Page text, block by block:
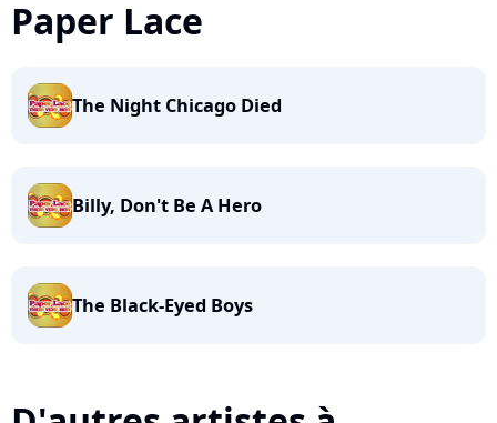
Paper Lace
The Night Chicago Died
Billy, Don't Be A Hero
The Black-Eyed Boys